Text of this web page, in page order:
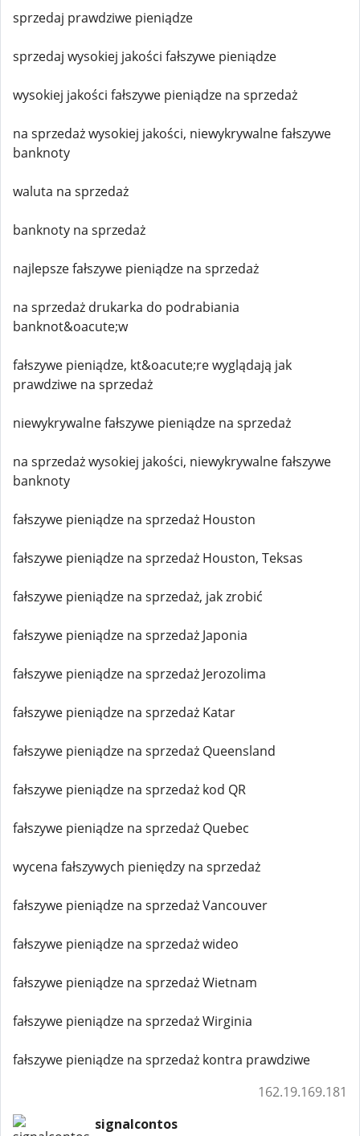
sprzedaj prawdziwe pieniądze
sprzedaj wysokiej jakości fałszywe pieniądze
wysokiej jakości fałszywe pieniądze na sprzedaż
na sprzedaż wysokiej jakości, niewykrywalne fałszywe
banknoty
waluta na sprzedaż
banknoty na sprzedaż
najlepsze fałszywe pieniądze na sprzedaż
na sprzedaż drukarka do podrabiania
banknot&oacute;w
fałszywe pieniądze, kt&oacute;re wyglądają jak
prawdziwe na sprzedaż
niewykrywalne fałszywe pieniądze na sprzedaż
na sprzedaż wysokiej jakości, niewykrywalne fałszywe
banknoty
fałszywe pieniądze na sprzedaż Houston
fałszywe pieniądze na sprzedaż Houston, Teksas
fałszywe pieniądze na sprzedaż, jak zrobić
fałszywe pieniądze na sprzedaż Japonia
fałszywe pieniądze na sprzedaż Jerozolima
fałszywe pieniądze na sprzedaż Katar
fałszywe pieniądze na sprzedaż Queensland
fałszywe pieniądze na sprzedaż kod QR
fałszywe pieniądze na sprzedaż Quebec
wycena fałszywych pieniędzy na sprzedaż
fałszywe pieniądze na sprzedaż Vancouver
fałszywe pieniądze na sprzedaż wideo
fałszywe pieniądze na sprzedaż Wietnam
fałszywe pieniądze na sprzedaż Wirginia
fałszywe pieniądze na sprzedaż kontra prawdziwe
162.19.169.181
signalcontos